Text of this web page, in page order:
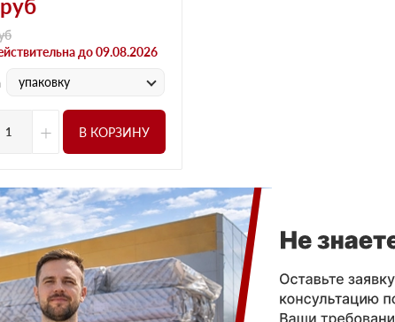
руб
до 09.08.2026
упаковку
+ В КОРЗИНУ